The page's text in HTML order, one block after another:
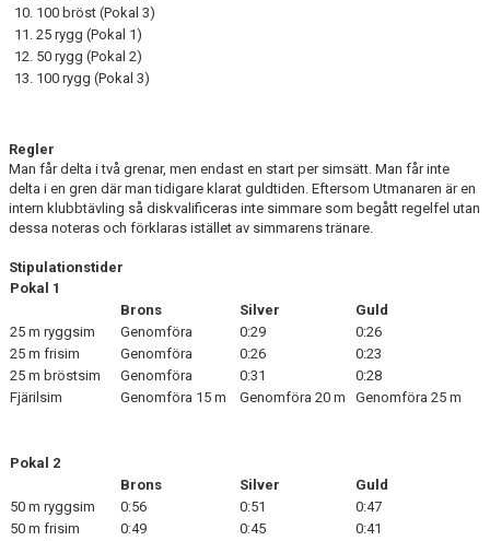
100 bröst (Pokal 3)
25 rygg (Pokal 1)
50 rygg (Pokal 2)
100 rygg (Pokal 3)
Regler
Man får delta i två grenar, men endast en start per simsätt. Man får inte
delta i en gren där man tidigare klarat guldtiden. Eftersom Utmanaren är en
intern klubbtävling så diskvalificeras inte simmare som begått regelfel utan
dessa noteras och förklaras istället av simmarens tränare.
Stipulationstider
Pokal 1
Brons
Silver
Guld
25 m ryggsim
Genomföra 0:29
0:26
25 m frisim
Genomföra 0:26
0:23
25 m bröstsim
Genomföra 0:31
0:28
Fjärilsim
Genomföra 15 m Genomföra 20 m Genomföra 25 m
Pokal 2
Brons
Silver
Guld
50 m ryggsim
0:56 0:51
0:47
50 m frisim
0:49 0:45
0:41